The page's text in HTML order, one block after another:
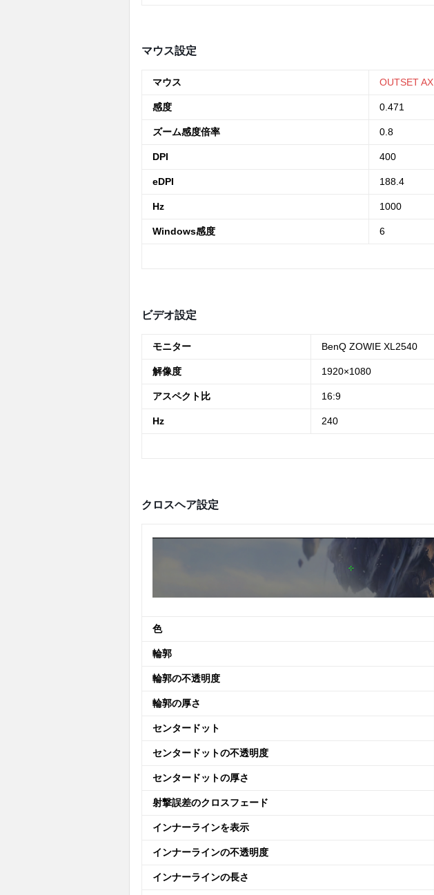
マウス設定
マウス OUTSET AX
感度 0.471
ズーム感度倍率 0.8
DPI 400
eDPI 188.4
Hz 1000
Windows感度 6
ビデオ設定
モニター BenQ ZOWIE XL2540
解像度 1920×1080
アスペクト比 16:9
Hz 240
クロスヘア設定
色
輪郭
輪郭の不透明度
輪郭の厚さ
センタードット
センタードットの不透明度
センタードットの厚さ
射撃誤差のクロスフェード
インナーラインを表示
インナーラインの不透明度
インナーラインの長さ